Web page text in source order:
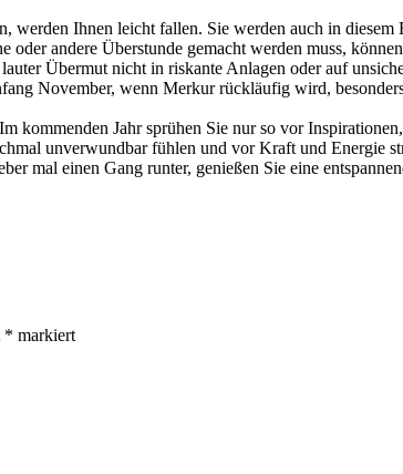
werden Ihnen leicht fallen. Sie werden auch in
oder andere Überstunde gemacht werden muss,
Übermut nicht in riskante Anlagen oder auf
November, wenn Merkur rückläufig wird,
kommenden Jahr sprühen Sie nur so vor
unverwundbar fühlen und vor Kraft und Energie
mal einen Gang runter, genießen Sie eine
* markiert